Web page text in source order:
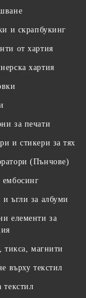
и скрапбукинг
от хартия
хартия
за печати
и стикери за тях
(Пънчове)
ембосинг
и ъгли за албуми
елементи за
тикса, магнити
върху текстил
текстил